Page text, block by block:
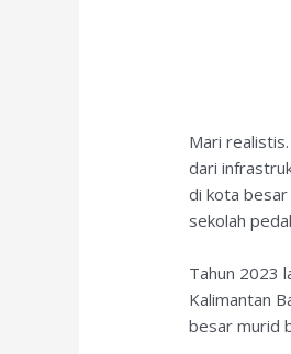
Mari
dari
di kota besar
sekolah
Tahun 2023
Kalimantan
besar murid